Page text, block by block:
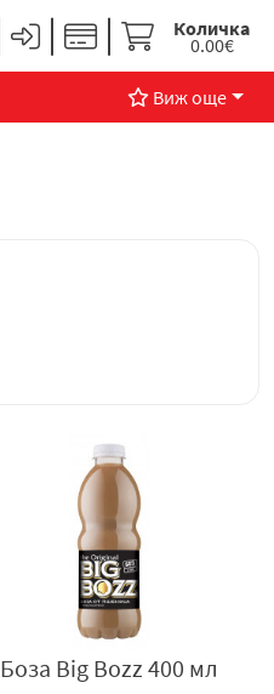
Количка
0.00€
Виж още
Боза Big Bozz 400 мл